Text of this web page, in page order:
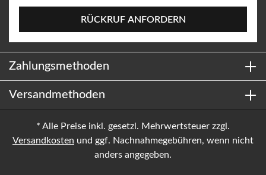
RÜCKRUF ANFORDERN
Zahlungsmethoden
Versandmethoden
* Alle Preise inkl. gesetzl. Mehrwertsteuer zzgl.
Versandkosten und ggf. Nachnahmegebühren, wenn nicht
anders angegeben.